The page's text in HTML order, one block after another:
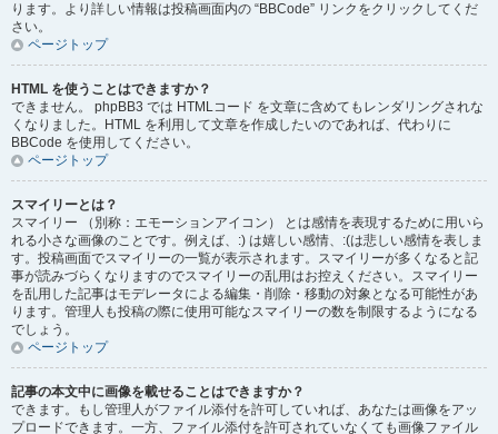
ります。より詳しい情報は投稿画面内の “BBCode” リンクをクリックしてくだ
さい。
ページトップ
HTML を使うことはできますか？
できません。 phpBB3 では HTMLコード を文章に含めてもレンダリングされな
くなりました。HTML を利用して文章を作成したいのであれば、代わりに
BBCode を使用してください。
ページトップ
スマイリーとは？
スマイリー （別称：エモーションアイコン） とは感情を表現するために用いら
れる小さな画像のことです。例えば、:) は嬉しい感情、:(は悲しい感情を表しま
す。投稿画面でスマイリーの一覧が表示されます。スマイリーが多くなると記
事が読みづらくなりますのでスマイリーの乱用はお控えください。スマイリー
を乱用した記事はモデレータによる編集・削除・移動の対象となる可能性があ
ります。管理人も投稿の際に使用可能なスマイリーの数を制限するようになる
でしょう。
ページトップ
記事の本文中に画像を載せることはできますか？
できます。もし管理人がファイル添付を許可していれば、あなたは画像をアッ
プロードできます。一方、ファイル添付を許可されていなくても画像ファイル